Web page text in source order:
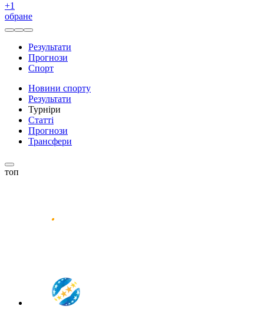
+1
обране
Результати
Прогнози
Спорт
Новини спорту
Результати
Турніри
Статті
Прогнози
Трансфери
топ